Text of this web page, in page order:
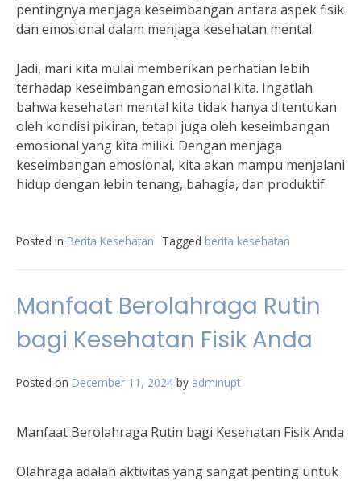
pentingnya menjaga keseimbangan antara aspek fisik
dan emosional dalam menjaga kesehatan mental.
Jadi, mari kita mulai memberikan perhatian lebih
terhadap keseimbangan emosional kita. Ingatlah
bahwa kesehatan mental kita tidak hanya ditentukan
oleh kondisi pikiran, tetapi juga oleh keseimbangan
emosional yang kita miliki. Dengan menjaga
keseimbangan emosional, kita akan mampu menjalani
hidup dengan lebih tenang, bahagia, dan produktif.
Posted in Berita Kesehatan Tagged berita kesehatan
Manfaat Berolahraga Rutin
bagi Kesehatan Fisik Anda
Posted on December 11, 2024 by adminupt
Manfaat Berolahraga Rutin bagi Kesehatan Fisik Anda
Olahraga adalah aktivitas yang sangat penting untuk